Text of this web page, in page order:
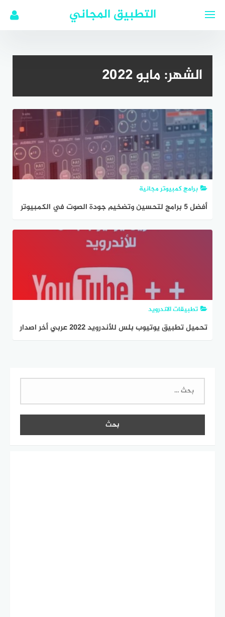
التطبيق المجاني
الشهر:مايو 2022
برامج كمبيوتر مجانية
أفضل 5 برامج لتحسين وتضخيم جودة الصوت في الكمبيوتر
تطبيقات الاندرويد
تحميل تطبيق يوتيوب بلس للأندرويد 2022 عربي أخر اصدار
البحث